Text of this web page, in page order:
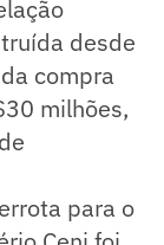
desde
compra
milhões,
para o